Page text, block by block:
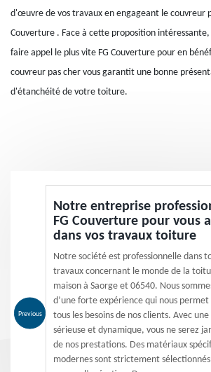
d'œuvre de vos travaux en engageant le couvreur
Couverture . Face à cette proposition
faire appel le plus vite FG Couverture pour en
couvreur pas cher vous garantit une bonne
d'étanchéité de votre toiture.
Previous
Notre entreprise
FG Couverture pour vous
dans vos travaux toiture
Notre société est professionnelle dans
travaux concernant le monde de la
maison à Saorge et 06540. Nous
d’une forte expérience qui nous permet
tous les besoins de nos clients. Avec
sérieuse et dynamique, vous ne serez
de nos prestations. Des matériaux
modernes sont strictement